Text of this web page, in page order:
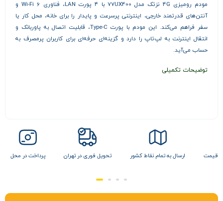
مودم رومیزی 4G نزتک مدل 77UX400 با ۴ پورت LAN، فناوری Wi-Fi 6 و
آنتن‌های قدرتمند خارجی، اینترنتی پرسرعت و پایدار را برای خانه، محل کار یا
سفر فراهم می‌کند. این مودم با پورت Type-C، قابلیت اتصال به پاوربانک و
انتقال اینترنت به لپ‌تاپ را دارد و گزینه‌ای حرفه‌ای برای کاربران پرمصرف به
حساب می‌آید.
توضیحات تکمیلی
کشور تحویل فوری در تهران پرداخت در محل تضمین بهترین قیمت